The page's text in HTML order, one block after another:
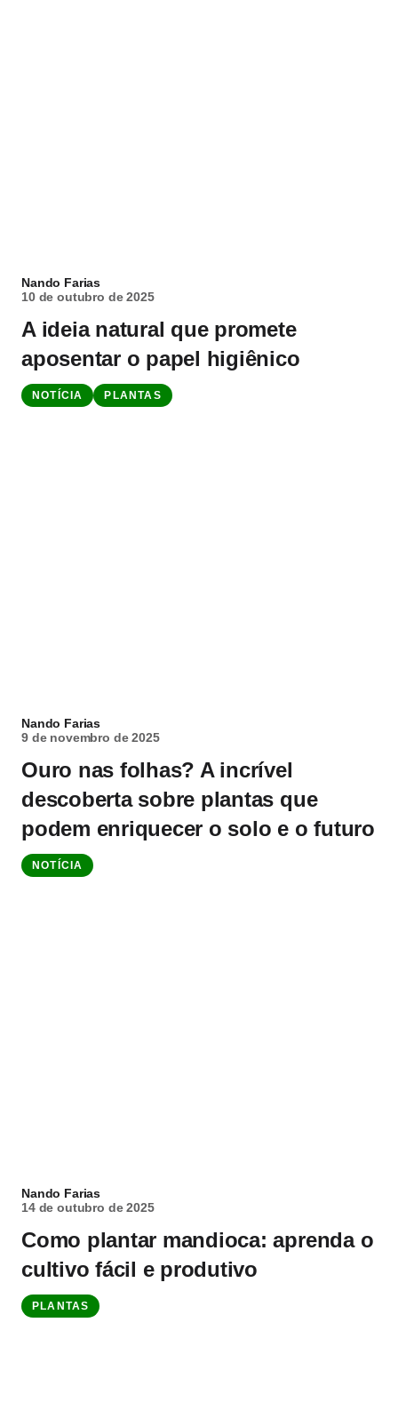
Nando Farias
10 de outubro de 2025
A ideia natural que promete
aposentar o papel higiênico
NOTÍCIA PLANTAS
Nando Farias
9 de novembro de 2025
Ouro nas folhas? A incrível
descoberta sobre plantas que
podem enriquecer o solo e o futuro
NOTÍCIA
Nando Farias
14 de outubro de 2025
Como plantar mandioca: aprenda o
cultivo fácil e produtivo
PLANTAS